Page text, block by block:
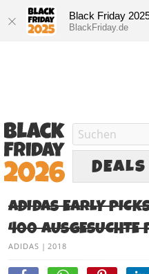
Black Friday
BlackFriday.de
DEALS
ADIDAS EARLY
400 AUSGESUCHTE
ADIDAS | 2018